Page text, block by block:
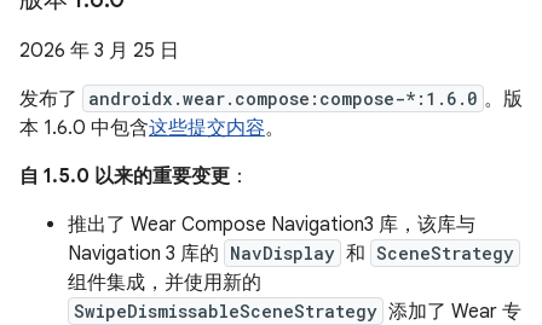
2026 年 3 月 25 日
发布了
androidx.wear.compose:compose-*:1.6.0 。版
本 1.6.0 中包含这些提交内容。
自 1.5.0 以来的重要变更 ：
推出了 Wear Compose Navigation3 库，该库与
Navigation 3 库的 NavDisplay 和 SceneStrategy
组件集成，并使用新的
SwipeDismissableSceneStrategy 添加了 Wear 专